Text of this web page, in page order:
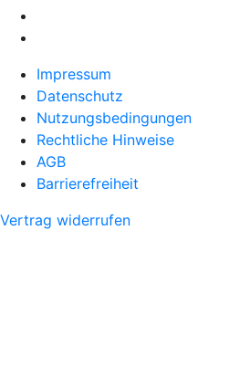
Impressum
Datenschutz
Nutzungsbedingungen
Rechtliche Hinweise
AGB
Barrierefreiheit
Vertrag widerrufen